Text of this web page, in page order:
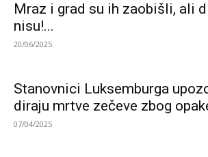
Mraz i grad su ih zaobišli, ali
nisu!...
20/06/2025
Stanovnici Luksemburga
diraju mrtve zečeve zbog
07/04/2025